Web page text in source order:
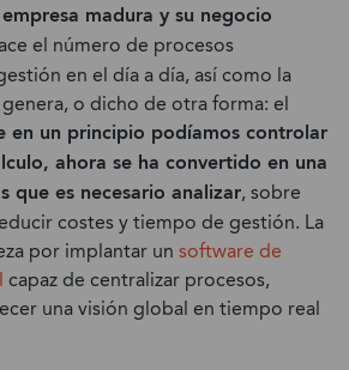
madura y su negocio
el número de procesos
en el día a día, así como la
o dicho de otra forma: el
en un principio podíamos controlar
ahora se ha convertido en una
que es necesario analizar, sobre
costes y tiempo de gestión. La
por implantar un software de
capaz de centralizar procesos,
una visión global en tiempo real